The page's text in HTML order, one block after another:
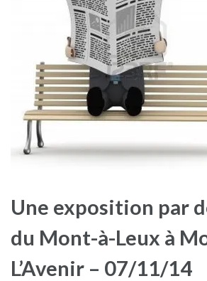
Une exposition par
du Mont-à-Leux à
L’Avenir – 07/11/14